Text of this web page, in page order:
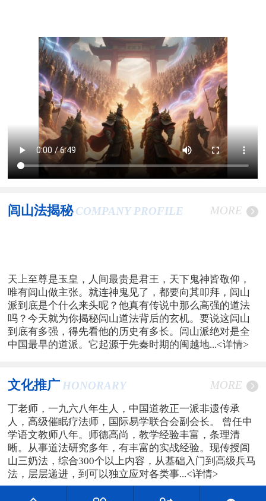
闾山法揭秘 COMPANY PROFILE MORE
天上至尊是玉皇，人间最贵是君王，天下鬼神皆敬仰，
唯有闾山做主张。就连神鬼见了，都要向其叩拜，闾山
派到底是个什么来头呢？他真有传说中那么高强的道法
吗？今天就为你揭秘闾山道法背后的玄机。要说这闾山
到底有多强，得先看他的历史有多长。闾山派绝对是全
中国最早的道派。它起源于先秦时期的闽越地...<详情>
文化推广 HONORARY MORE
丁老师，一九六八年生人，中国道教正一派非遗传承
人，高级催眠疗法师，国际易学联合会副会长。 曾任中
学语文教师八年。师德高尚，教学经验丰富，条理清
晰。从事道法研究多年，有丰富的实战经验。现传授闾
山三奶法，综合300个以上内容，从基础入门到高级兵马
法，层层递进，到可以独立应对各类事...<详情>